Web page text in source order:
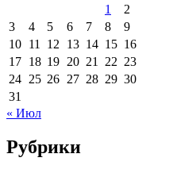
1
2
3
4 5 6 7 8
9
10 11 12 13 14 15 16
17 18 19 20 21 22 23
24 25 26 27 28 29 30
31
« Июл
Рубрики